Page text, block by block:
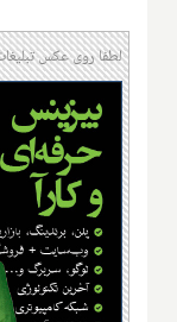
لطفا روی عکس